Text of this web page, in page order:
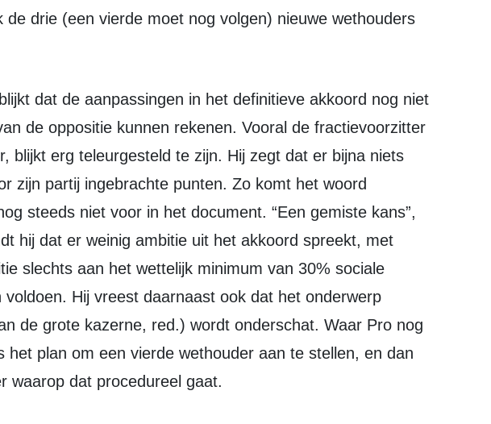
de drie (een vierde moet nog volgen) nieuwe wethouders
de oppositie kunnen rekenen. Vooral de fractievoorzitter
blijkt erg teleurgesteld te zijn. Hij zegt dat er bijna niets
zijn partij ingebrachte punten. Zo komt het woord
steeds niet voor in het document. “Een gemiste kans”,
hij dat er weinig ambitie uit het akkoord spreekt, met
slechts aan het wettelijk minimum van 30% sociale
voldoen. Hij vreest daarnaast ook dat het onderwerp
de grote kazerne, red.) wordt onderschat. Waar Pro nog
het plan om een vierde wethouder aan te stellen, en dan
waarop dat procedureel gaat.